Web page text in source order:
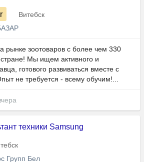
Витебск
рынке зоотоваров с более чем 330
Мы ищем активного и
готового развиваться вместе с
не требуется - всему обучим!...
техники Samsung
Групп Бел